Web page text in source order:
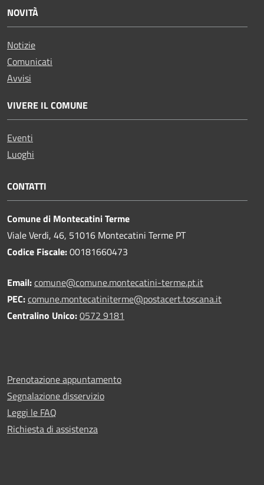
NOVITÀ
Notizie
Comunicati
Avvisi
VIVERE IL COMUNE
Eventi
Luoghi
CONTATTI
Comune di Montecatini Terme
Viale Verdi, 46, 51016 Montecatini Terme PT
Codice Fiscale:00181660473
Email:comune@comune.montecatini-terme.pt.it
PEC:comune.montecatiniterme@postacert.toscana.it
Centralino Unico:0572 9181
Prenotazione appuntamento
Segnalazione disservizio
Leggi le FAQ
Richiesta di assistenza